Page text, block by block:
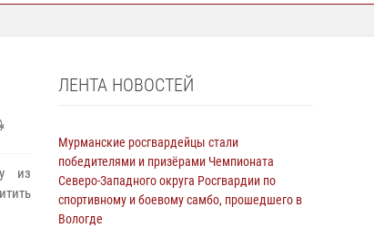
из
ЛЕНТА НОВОСТЕЙ
Мурманские росгвардейцы стали
победителями и призёрами Чемпионата
Северо-Западного округа Росгвардии по
спортивному и боевому самбо, прошедшего в
Вологде